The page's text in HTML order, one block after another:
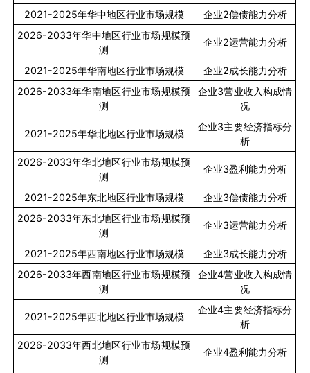
2021-2025年华中地区行业市场规模 企业2偿债能力分析
2026-2033年华中地区行业市场规模预
测
企业2运营能力分析
2021-2025年华南地区行业市场规模 企业2成长能力分析
2026-2033年华南地区行业市场规模预
测
企业3营业收入构成情
况
2021-2025年华北地区行业市场规模
企业3主要经济指标分
析
2026-2033年华北地区行业市场规模预
测
企业3盈利能力分析
2021-2025年东北地区行业市场规模 企业3偿债能力分析
2026-2033年东北地区行业市场规模预
测
企业3运营能力分析
2021-2025年西南地区行业市场规模 企业3成长能力分析
2026-2033年西南地区行业市场规模预
测
企业4营业收入构成情
况
2021-2025年西北地区行业市场规模
企业4主要经济指标分
析
2026-2033年西北地区行业市场规模预
测
企业4盈利能力分析